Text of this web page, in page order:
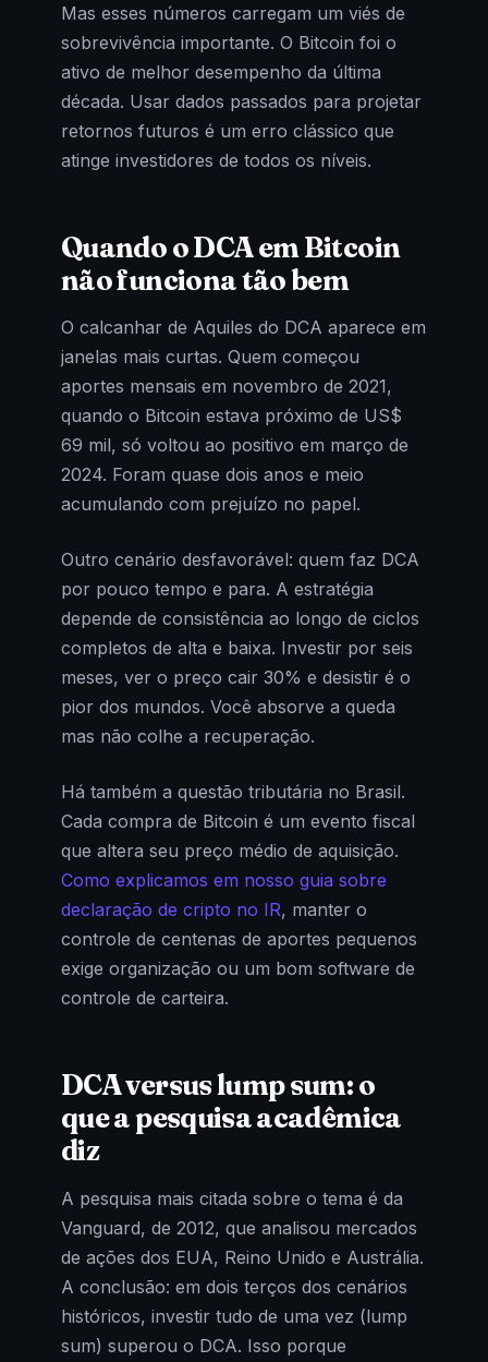
Mas esses números carregam um viés de
sobrevivência importante. O Bitcoin foi o
ativo de melhor desempenho da última
década. Usar dados passados para projetar
retornos futuros é um erro clássico que
atinge investidores de todos os níveis.
Quando o DCA em Bitcoin
não funciona tão bem
O calcanhar de Aquiles do DCA aparece em
janelas mais curtas. Quem começou
aportes mensais em novembro de 2021,
quando o Bitcoin estava próximo de US$
69 mil, só voltou ao positivo em março de
2024. Foram quase dois anos e meio
acumulando com prejuízo no papel.
Outro cenário desfavorável: quem faz DCA
por pouco tempo e para. A estratégia
depende de consistência ao longo de ciclos
completos de alta e baixa. Investir por seis
meses, ver o preço cair 30% e desistir é o
pior dos mundos. Você absorve a queda
mas não colhe a recuperação.
Há também a questão tributária no Brasil.
Cada compra de Bitcoin é um evento fiscal
que altera seu preço médio de aquisição.
Como explicamos em nosso guia sobre
declaração de cripto no IR, manter o
controle de centenas de aportes pequenos
exige organização ou um bom software de
controle de carteira.
DCA versus lump sum: o
que a pesquisa acadêmica
diz
A pesquisa mais citada sobre o tema é da
Vanguard, de 2012, que analisou mercados
de ações dos EUA, Reino Unido e Austrália.
A conclusão: em dois terços dos cenários
históricos, investir tudo de uma vez (lump
sum) superou o DCA. Isso porque